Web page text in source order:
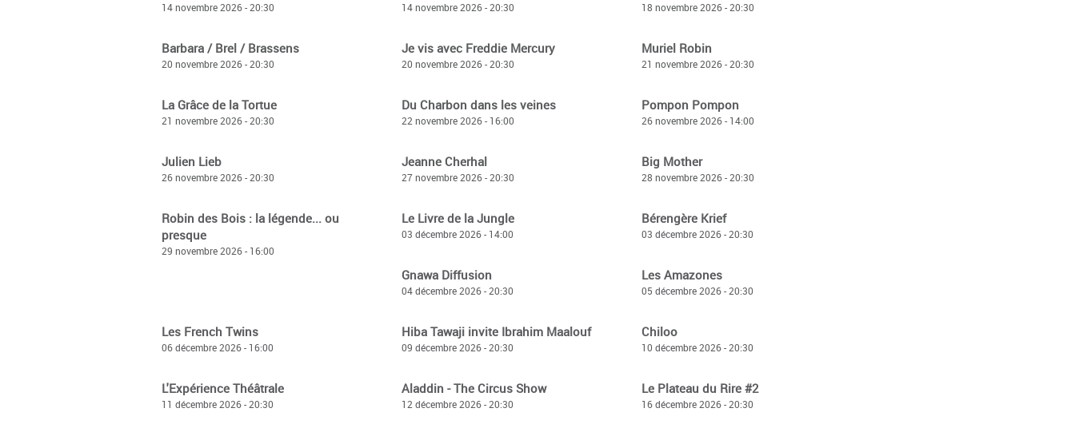
14 novembre 2026 - 20:30 14 novembre 2026 - 20:30 18 novembre 2026 - 20:30
Barbara / Brel / Brassens
20 novembre 2026 - 20:30
Je vis avec Freddie Mercury
20 novembre 2026 - 20:30
Muriel Robin
21 novembre 2026 - 20:30
La Grâce de la Tortue
21 novembre 2026 - 20:30
Du Charbon dans les veines
22 novembre 2026 - 16:00
Pompon Pompon
26 novembre 2026 - 14:00
Julien Lieb
26 novembre 2026 - 20:30
Jeanne Cherhal
27 novembre 2026 - 20:30
Big Mother
28 novembre 2026 - 20:30
Robin des Bois : la légende... ou
presque
29 novembre 2026 - 16:00
Le Livre de la Jungle
03 décembre 2026 - 14:00
Bérengère Krief
03 décembre 2026 - 20:30
Gnawa Diffusion
04 décembre 2026 - 20:30
Les Amazones
05 décembre 2026 - 20:30
Les French Twins
06 décembre 2026 - 16:00
Hiba Tawaji invite Ibrahim Maalouf
09 décembre 2026 - 20:30
Chiloo
10 décembre 2026 - 20:30
L'Expérience Théâtrale
11 décembre 2026 - 20:30
Aladdin - The Circus Show
12 décembre 2026 - 20:30
Le Plateau du Rire #2
16 décembre 2026 - 20:30